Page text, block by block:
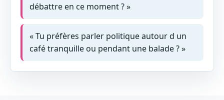
débattre en ce moment ? »
« Tu préfères parler politique autour d un
café tranquille ou pendant une balade ? »